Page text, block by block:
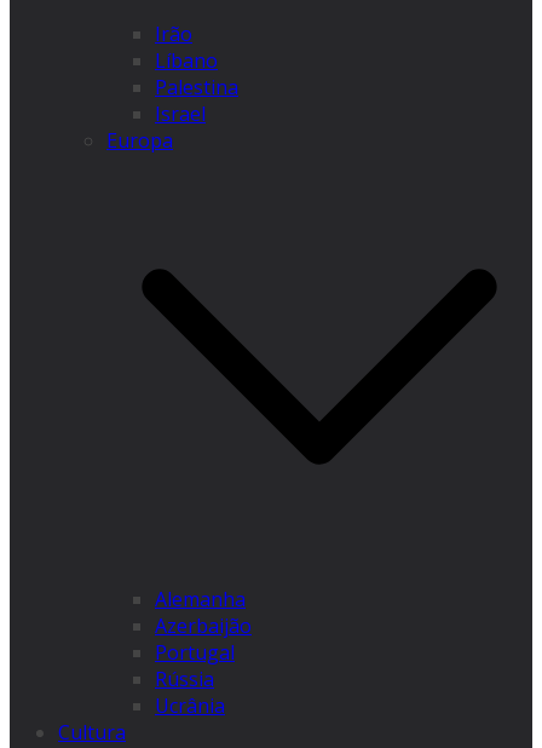
Irão
Líbano
Palestina
Israel
Europa
Alemanha
Azerbaijão
Portugal
Rússia
Ucrânia
Cultura